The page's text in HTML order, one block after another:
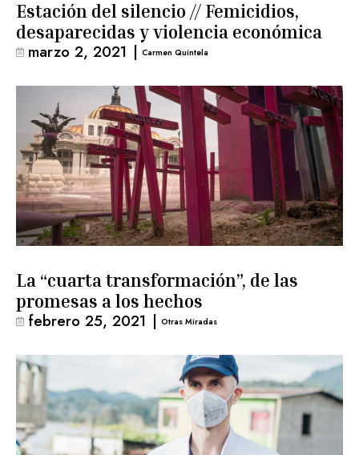
Estación del silencio // Femicidios,
desaparecidas y violencia económica
marzo 2, 2021 | Carmen Quintela
La “cuarta transformación”, de las
promesas a los hechos
febrero 25, 2021 | Otras Miradas